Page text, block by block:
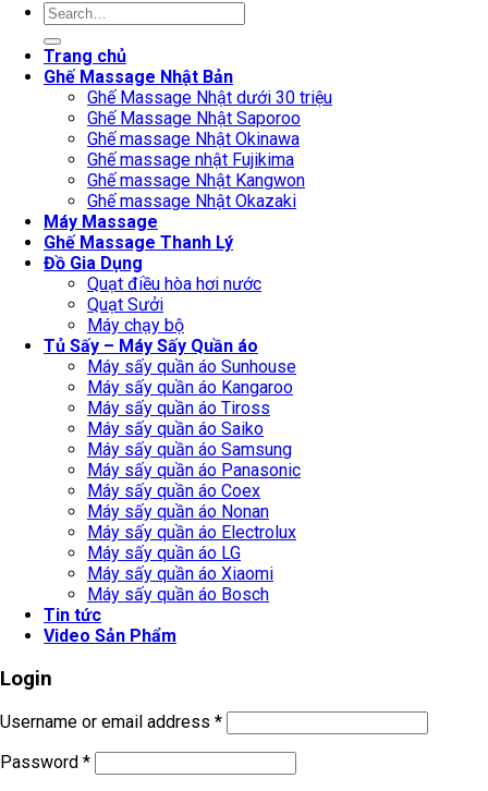
Search
Trang chủ
Ghế Massage Nhật Bản
Ghế Massage Nhật dưới 30 triệu
Ghế Massage Nhật Saporoo
Ghế massage Nhật Okinawa
Ghế massage nhật Fujikima
Ghế massage Nhật Kangwon
Ghế massage Nhật Okazaki
Máy Massage
Ghế Massage Thanh Lý
Đồ Gia Dụng
Quạt điều hòa hơi nước
Quạt Sưởi
Máy chạy bộ
Tủ Sấy – Máy Sấy Quần áo
Máy sấy quần áo Sunhouse
Máy sấy quần áo Kangaroo
Máy sấy quần áo Tiross
Máy sấy quần áo Saiko
Máy sấy quần áo Samsung
Máy sấy quần áo Panasonic
Máy sấy quần áo Coex
Máy sấy quần áo Nonan
Máy sấy quần áo Electrolux
Máy sấy quần áo LG
Máy sấy quần áo Xiaomi
Máy sấy quần áo Bosch
Tin tức
Video Sản Phẩm
Login
Username or email address *
Password *